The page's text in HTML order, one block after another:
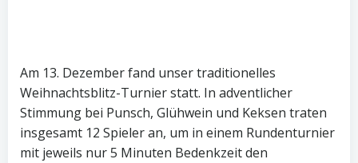
Am 13. Dezember fand unser traditionelles
Weihnachtsblitz-Turnier statt. In adventlicher
Stimmung bei Punsch, Glühwein und Keksen traten
insgesamt 12 Spieler an, um in einem Rundenturnier
mit jeweils nur 5 Minuten Bedenkzeit den